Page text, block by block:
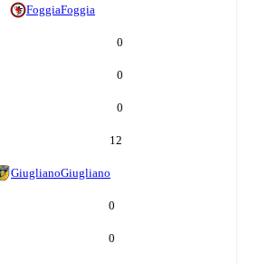
FoggiaFoggia
0
0
0
12
GiuglianoGiugliano
0
0